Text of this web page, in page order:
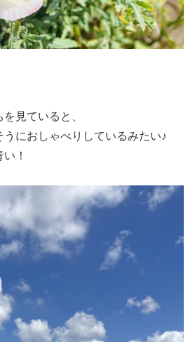
見ていると、
うにおしゃべりしているみたい♪
！